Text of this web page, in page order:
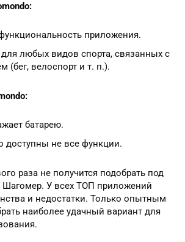
приложения.
любых видов спорта, связанных с
(бег, велоспорт и т. п.).
батарею.
доступны не все функции.
раза не получится подобрать под
Шагомер. У всех ТОП приложений
и недостатки. Только опытным
наиболее удачный вариант для